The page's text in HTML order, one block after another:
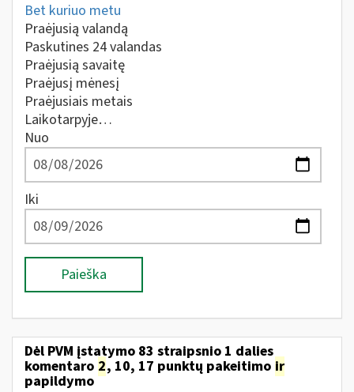
Bet kuriuo metu
Praėjusią valandą
Paskutines 24 valandas
Praėjusią savaitę
Praėjusį mėnesį
Praėjusiais metais
Laikotarpyje…
Nuo
Iki
Paieška
Dėl PVM įstatymo 83 straipsnio 1 dalies
komentaro 2, 10, 17 punktų pakeitimo ir
papildymo